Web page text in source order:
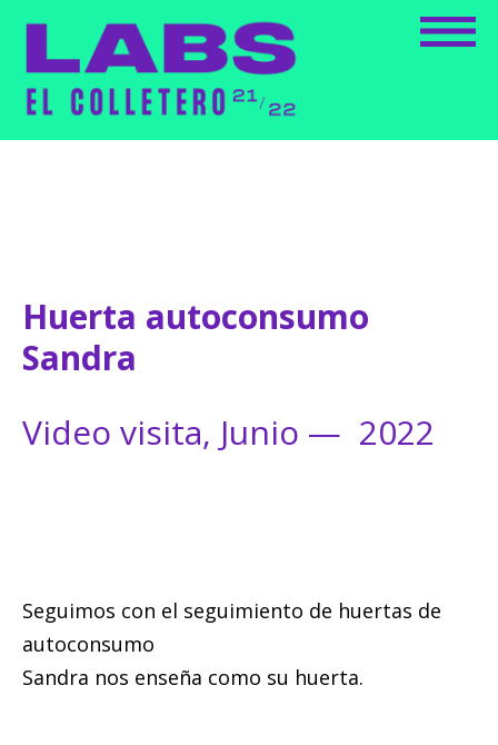
Huerta autoconsumo
Sandra
Video visita, Junio — 2022
Seguimos con el seguimiento de huertas de
autoconsumo
Sandra nos enseña como su huerta.